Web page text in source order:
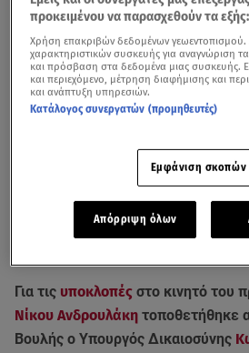
Για τις υποκλοπές στο κινητό του
Νίκου Ανδρουλάκη τοποθετήθηκε
Βουλής ο Υπουργός Δικαιοσύνης
προκειμένου να παρασχεθούν τα εξής:
Χρήση επακριβών δεδομένων
χαρακτηριστικών συσκευής για αναγνώριση
και πρόσβαση στα δεδομένα μιας συσκευής.
και περιεχόμενο, μέτρηση διαφήμισης και
και ανάπτυξη υπηρεσιών.
Κατάλογος συνεργατών (προμηθευτές)
Εμφάνιση σκοπών
Απόρριψη όλων